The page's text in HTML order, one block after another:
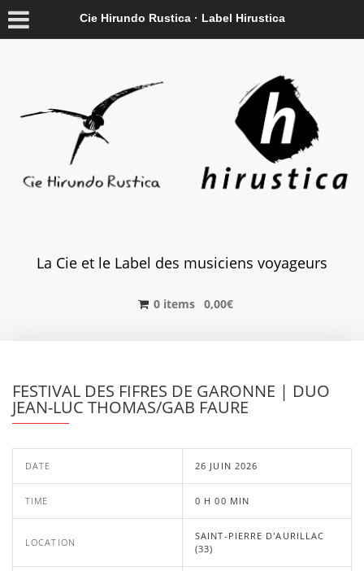
Cie Hirundo Rustica · Label Hirustica
La Cie et le Label des musiciens voyageurs
0 items 0,00€
FESTIVAL DES FIFRES DE GARONNE | DUO
JEAN-LUC THOMAS/GAB FAURE
DATE 26 JUIN 2026
TIME 0 H 00 MIN
LOCATION
SAINT-PIERRE D'AURILLAC
(33)